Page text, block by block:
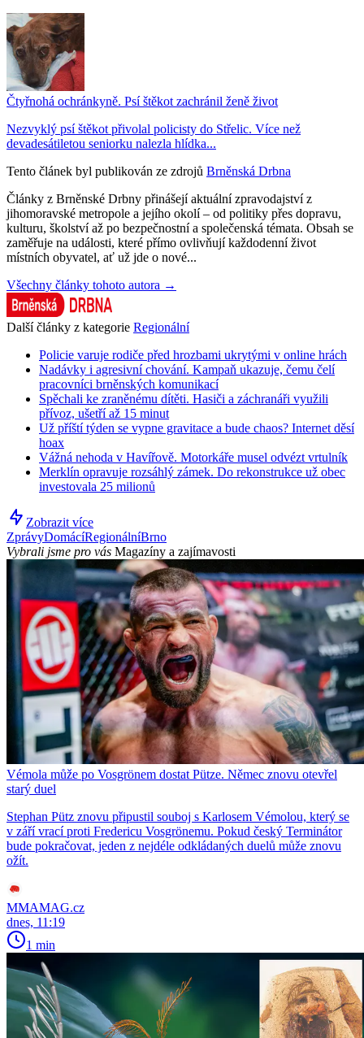
Čtyřnohá ochránkyně. Psí štěkot zachránil ženě život
Nezvyklý psí štěkot přivolal policisty do Střelic. Více než
devadesátiletou seniorku nalezla hlídka...
Tento článek byl publikován ze zdrojů Brněnská Drbna
Články z Brněnské Drbny přinášejí aktuální zpravodajství z
jihomoravské metropole a jejího okolí – od politiky přes dopravu,
kulturu, školství až po bezpečnostní a společenská témata. Obsah se
zaměřuje na události, které přímo ovlivňují každodenní život
místních obyvatel, ať už jde o nové...
Všechny články tohoto autora →
Další články z kategorie Regionální
Policie varuje rodiče před hrozbami ukrytými v online hrách
Nadávky i agresivní chování. Kampaň ukazuje, čemu čelí
pracovníci brněnských komunikací
Spěchali ke zraněnému dítěti. Hasiči a záchranáři využili
přívoz, ušetří až 15 minut
Už příští týden se vypne gravitace a bude chaos? Internet děsí
hoax
Vážná nehoda v Havířově. Motorkáře musel odvézt vrtulník
Merklín opravuje rozsáhlý zámek. Do rekonstrukce už obec
investovala 25 milionů
Zobrazit více
ZprávyDomácíRegionálníBrno
Vybrali jsme pro vás Magazíny a zajímavosti
Vémola může po Vosgrönem dostat Pütze. Němec znovu otevřel
starý duel
Stephan Pütz znovu připustil souboj s Karlosem Vémolou, který se
v září vrací proti Fredericu Vosgrönemu. Pokud český Terminátor
bude pokračovat, jeden z nejdéle odkládaných duelů může znovu
ožít.
MMAMAG.cz
dnes, 11:19
1 min